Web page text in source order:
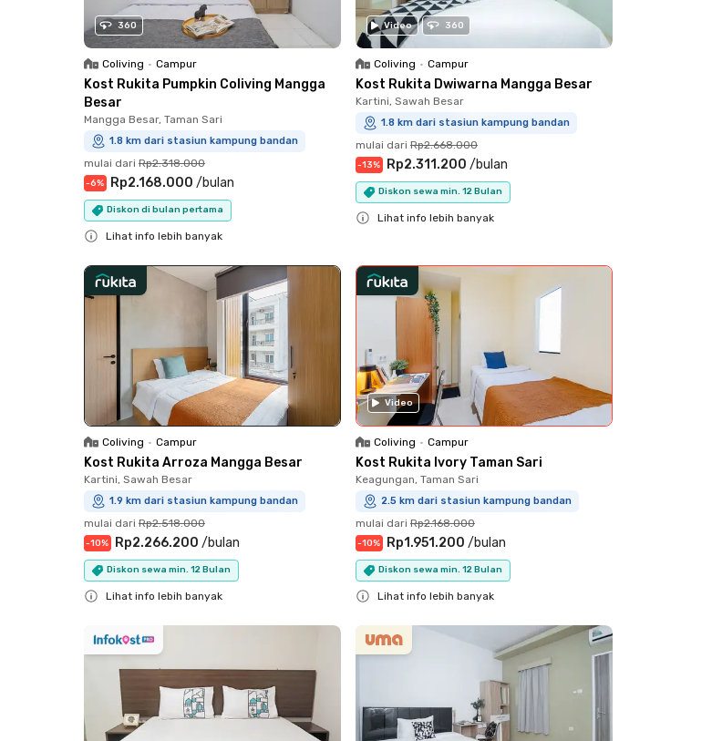
360
Coliving • Campur
Kost Rukita Pumpkin Coliving Mangga
Besar
Mangga Besar, Taman Sari
1.8 km dari stasiun kampung bandan
mulai dari Rp2.318.000
-6% Rp2.168.000 /bulan
Diskon di bulan pertama
Lihat info lebih banyak
Video 360
Coliving • Campur
Kost Rukita Dwiwarna Mangga Besar
Kartini, Sawah Besar
1.8 km dari stasiun kampung bandan
mulai dari Rp2.668.000
-13% Rp2.311.200 /bulan
Diskon sewa min. 12 Bulan
Lihat info lebih banyak
Coliving • Campur
Kost Rukita Arroza Mangga Besar
Kartini, Sawah Besar
1.9 km dari stasiun kampung bandan
mulai dari Rp2.518.000
-10% Rp2.266.200 /bulan
Diskon sewa min. 12 Bulan
Lihat info lebih banyak
Video
Coliving • Campur
Kost Rukita Ivory Taman Sari
Keagungan, Taman Sari
2.5 km dari stasiun kampung bandan
mulai dari Rp2.168.000
-10% Rp1.951.200 /bulan
Diskon sewa min. 12 Bulan
Lihat info lebih banyak